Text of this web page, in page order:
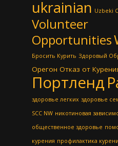
ukrainian Uzbeki
Volunteer
Opportunities
Бросить Курить Здоровый
Орегон Отказ от
Портленд
здоровье легких здоровье
SCC NW никотиновая
общественное здоровье
курения профилактика